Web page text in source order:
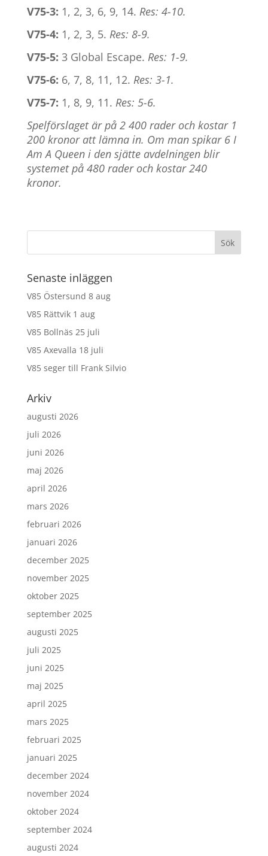
V75-3: 1, 2, 3, 6, 9, 14. Res: 4-10.
V75-4: 1, 2, 3, 5. Res: 8-9.
V75-5: 3 Global Escape. Res: 1-9.
V75-6: 6, 7, 8, 11, 12. Res: 3-1.
V75-7: 1, 8, 9, 11. Res: 5-6.
Spelförslaget är på 2 400 rader och kostar 1
200 kronor att lämna in. Om man spikar 6 I
Am A Queen i den sjätte avdelningen blir
systemet på 480 rader och kostar 240
kronor.
Senaste inläggen
V85 Östersund 8 aug
V85 Rättvik 1 aug
V85 Bollnäs 25 juli
V85 Axevalla 18 juli
V85 seger till Frank Silvio
Arkiv
augusti 2026
juli 2026
juni 2026
maj 2026
april 2026
mars 2026
februari 2026
januari 2026
december 2025
november 2025
oktober 2025
september 2025
augusti 2025
juli 2025
juni 2025
maj 2025
april 2025
mars 2025
februari 2025
januari 2025
december 2024
november 2024
oktober 2024
september 2024
augusti 2024